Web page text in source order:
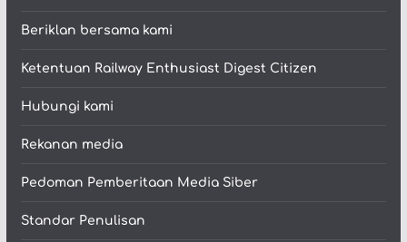
Beriklan bersama kami
Ketentuan Railway Enthusiast Digest Citizen
Hubungi kami
Rekanan media
Pedoman Pemberitaan Media Siber
Standar Penulisan